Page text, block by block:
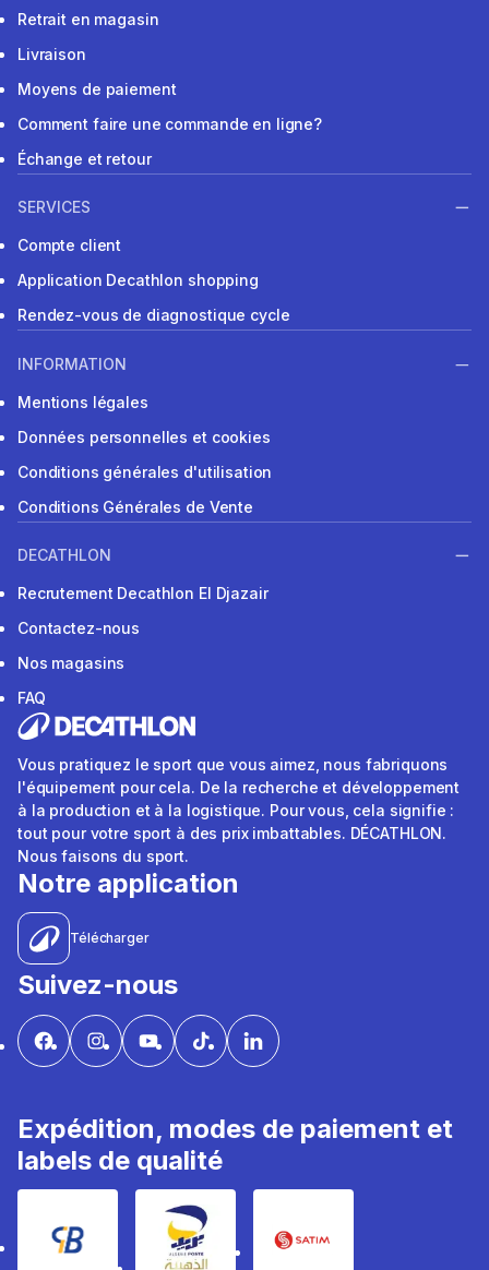
Retrait en magasin
Livraison
Moyens de paiement
Comment faire une commande en ligne?
Échange et retour
SERVICES
Compte client
Application Decathlon shopping
Rendez-vous de diagnostique cycle
INFORMATION
Mentions légales
Données personnelles et cookies
Conditions générales d'utilisation
Conditions Générales de Vente
DECATHLON
Recrutement Decathlon El Djazair
Contactez-nous
Nos magasins
FAQ
Vous pratiquez le sport que vous aimez, nous fabriquons
l'équipement pour cela. De la recherche et développement
à la production et à la logistique. Pour vous, cela signifie :
tout pour votre sport à des prix imbattables. DÉCATHLON.
Nous faisons du sport.
Notre application
Télécharger
Suivez-nous
Expédition, modes de paiement et
labels de qualité